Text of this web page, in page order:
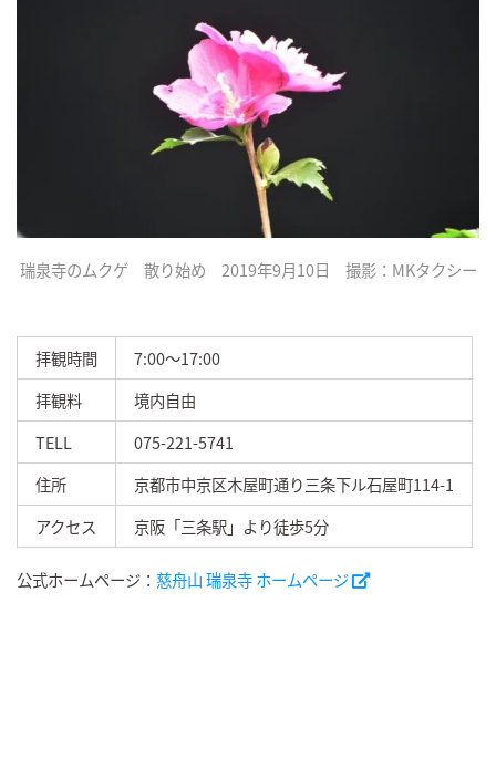
瑞泉寺のムクゲ 散り始め 2019年9月10日 撮影：MKタクシー
拝観時間
7:00～17:00
拝観料
境内自由
TELL
075-221-5741
住所
京都市中京区木屋町通り三条下ル石屋町114-1
アクセス
京阪「三条駅」より徒歩5分
公式ホームページ： 慈舟山 瑞泉寺 ホームページ